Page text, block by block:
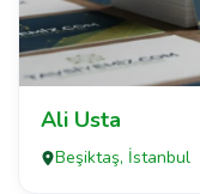
Ali Usta
Beşiktaş, İstanbul